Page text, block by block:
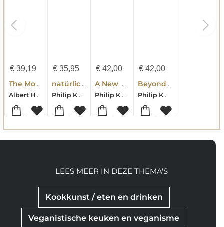
€39,19
The Modern Middle East
Albert Hourani-Philip Khoury-Mary C. Wilson
€35,95
natürlich vegan backen
Philip Khoury
€ 42,00
A New Way To Bake
Philip Khoury
€ 42,00
Beyond Baking
Philip Khoury
Kookkunst / eten en drinken
Veganistische keuken en veganisme
LEES MEER IN DEZE THEMA'S